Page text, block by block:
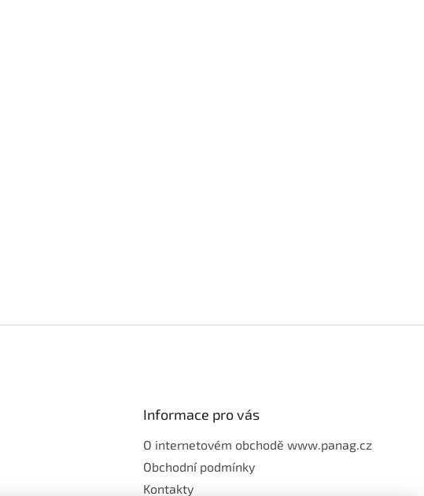
Informace pro vás
O internetovém obchodě www.panag.cz
Obchodní podmínky
Kontakty